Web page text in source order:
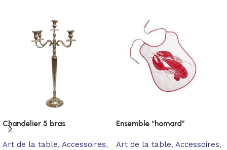
Chandelier 5 bras
Art de la table, Accessoires,
Ensemble “homard”
Art de la table, Accessoires,